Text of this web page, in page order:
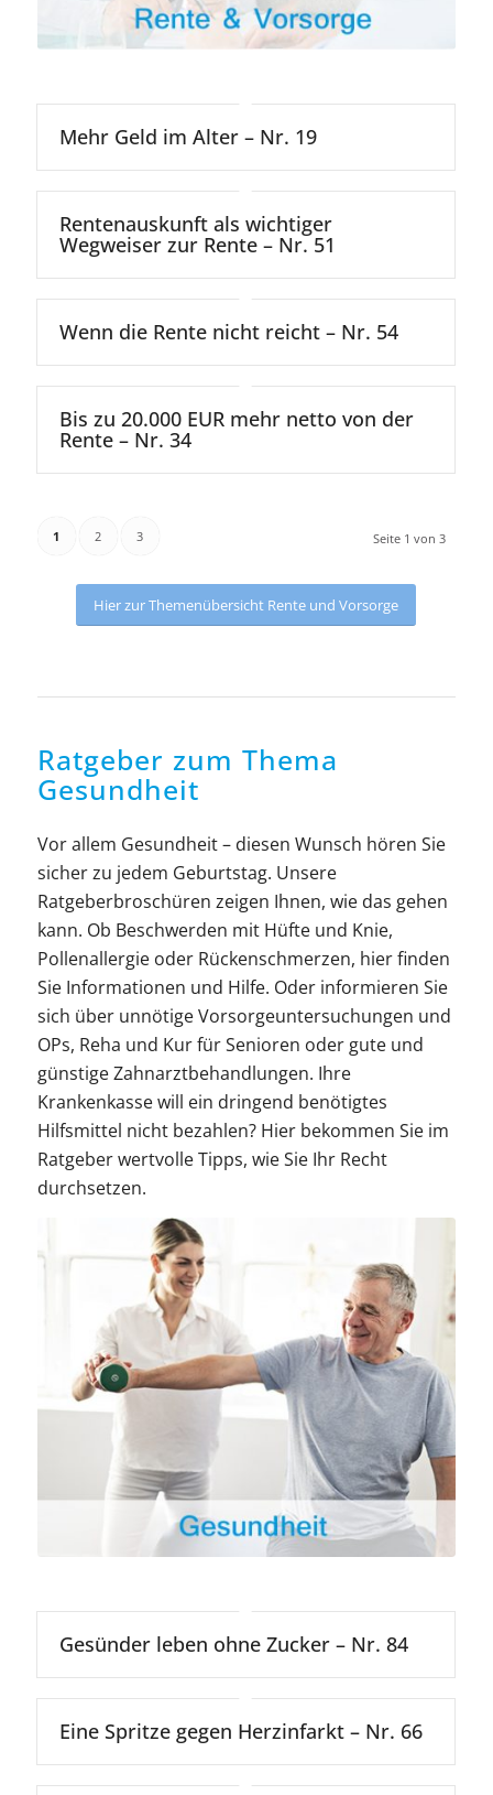
Mehr Geld im Alter – Nr. 19
Rentenauskunft als wichtiger
Wegweiser zur Rente – Nr. 51
Wenn die Rente nicht reicht – Nr. 54
Bis zu 20.000 EUR mehr netto von der
Rente – Nr. 34
Seite 1 von 3
1 2 3
Hier zur Themenübersicht Rente und Vorsorge
Ratgeber zum Thema
Gesundheit
Vor allem Gesundheit – diesen Wunsch hören Sie
sicher zu jedem Geburtstag. Unsere
Ratgeberbroschüren zeigen Ihnen, wie das gehen
kann. Ob Beschwerden mit Hüfte und Knie,
Pollenallergie oder Rückenschmerzen, hier finden
Sie Informationen und Hilfe. Oder informieren Sie
sich über unnötige Vorsorgeuntersuchungen und
OPs, Reha und Kur für Senioren oder gute und
günstige Zahnarztbehandlungen. Ihre
Krankenkasse will ein dringend benötigtes
Hilfsmittel nicht bezahlen? Hier bekommen Sie im
Ratgeber wertvolle Tipps, wie Sie Ihr Recht
durchsetzen.
Gesünder leben ohne Zucker – Nr. 84
Eine Spritze gegen Herzinfarkt – Nr. 66